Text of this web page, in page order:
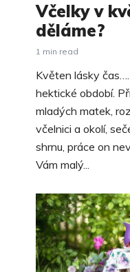
Včelky v
děláme?
1 min read
Květen lásky
hektické období.
mladých matek,
včelnici a okolí,
shrnu, práce on
Vám malý...